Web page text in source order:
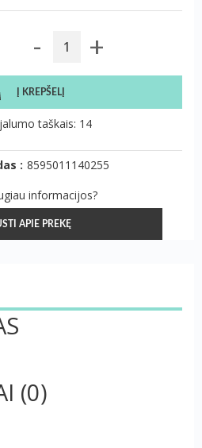
- +
Į KREPŠELĮ
taškais: 14
: 8595011140255
informacijos?
APIE PREKĘ
(0)